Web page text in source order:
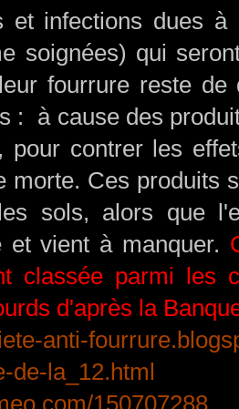
et infections dues
soignées) qui
fourrure reste de
: à cause des
pour contrer les
morte. Ces produits
sols, alors que
et vient à manquer.
classée parmi les
d'après la
anti-
de-la_12.html
150707288